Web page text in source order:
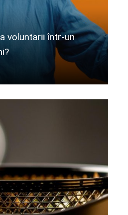
voluntarii într-un